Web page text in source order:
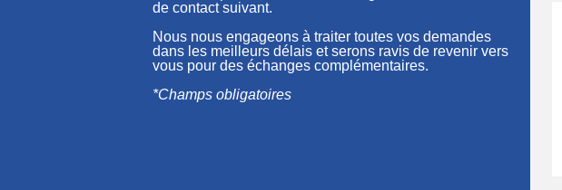
de contact suivant.
Nous nous engageons à traiter toutes vos demandes
dans les meilleurs délais et serons ravis de revenir vers
vous pour des échanges complémentaires.
*Champs obligatoires